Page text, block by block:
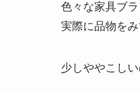
色々な家具ブ
実際に品物を
少しややこしい